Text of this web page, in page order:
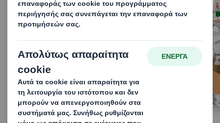
Αναλαμβάνουμε
δράση για τη
δημιουργία